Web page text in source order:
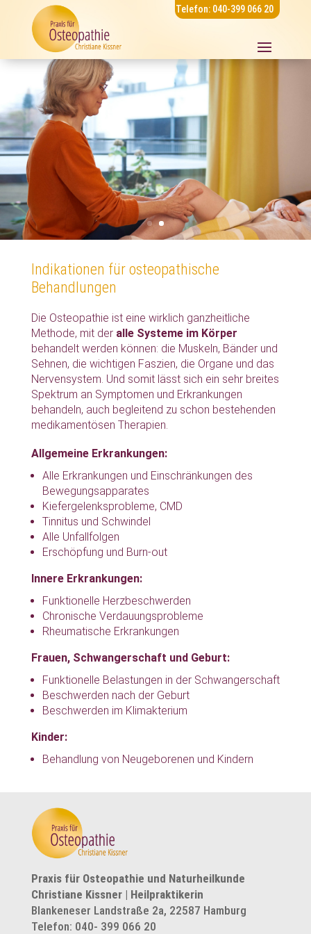
Telefon: 040-399 066 20
Indikationen für osteopathische
Behandlungen
Die Osteopathie ist eine wirklich ganzheitliche
Methode, mit der alle Systeme im Körper
behandelt werden können: die Muskeln, Bänder und
Sehnen, die wichtigen Faszien, die Organe und das
Nervensystem. Und somit lässt sich ein sehr breites
Spektrum an Symptomen und Erkrankungen
behandeln, auch begleitend zu schon bestehenden
medikamentösen Therapien.
Allgemeine Erkrankungen:
Alle Erkrankungen und Einschränkungen des
Bewegungsapparates
Kiefergelenksprobleme, CMD
Tinnitus und Schwindel
Alle Unfallfolgen
Erschöpfung und Burn-out
Innere Erkrankungen:
Funktionelle Herzbeschwerden
Chronische Verdauungsprobleme
Rheumatische Erkrankungen
Frauen, Schwangerschaft und Geburt:
Funktionelle Belastungen in der Schwangerschaft
Beschwerden nach der Geburt
Beschwerden im Klimakterium
Kinder:
Behandlung von Neugeborenen und Kindern
Praxis für Osteopathie und Naturheilkunde
Christiane Kissner | Heilpraktikerin
Blankeneser Landstraße 2a, 22587 Hamburg
Telefon: 040- 399 066 20